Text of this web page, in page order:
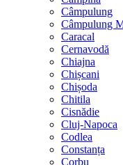
Câmpulung
Câmpulung
Caracal
Cernavodă
Chiajna
Chișcani
Chișoda
Chitila
Cisnădie
Cluj-Napoca
Codlea
Constanța
Corbu